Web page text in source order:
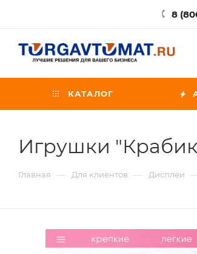
8
КАТАЛОГ
Игрушки
Главная — Для клиентов — Дисплеи